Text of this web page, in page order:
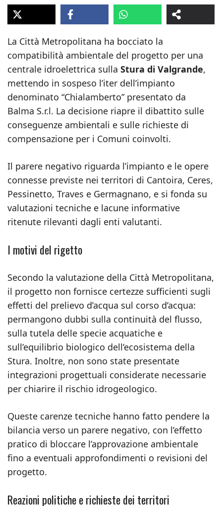
La Città Metropolitana ha bocciato la
compatibilità ambientale del progetto per una
centrale idroelettrica sulla Stura di Valgrande,
mettendo in sospeso l’iter dell’impianto
denominato “Chialamberto” presentato da
Balma S.r.l. La decisione riapre il dibattito sulle
conseguenze ambientali e sulle richieste di
compensazione per i Comuni coinvolti.
Il parere negativo riguarda l’impianto e le opere
connesse previste nei territori di Cantoira, Ceres,
Pessinetto, Traves e Germagnano, e si fonda su
valutazioni tecniche e lacune informative
ritenute rilevanti dagli enti valutanti.
I motivi del rigetto
Secondo la valutazione della Città Metropolitana,
il progetto non fornisce certezze sufficienti sugli
effetti del prelievo d’acqua sul corso d’acqua:
permangono dubbi sulla continuità del flusso,
sulla tutela delle specie acquatiche e
sull’equilibrio biologico dell’ecosistema della
Stura. Inoltre, non sono state presentate
integrazioni progettuali considerate necessarie
per chiarire il rischio idrogeologico.
Queste carenze tecniche hanno fatto pendere la
bilancia verso un parere negativo, con l’effetto
pratico di bloccare l’approvazione ambientale
fino a eventuali approfondimenti o revisioni del
progetto.
Reazioni politiche e richieste dei territori